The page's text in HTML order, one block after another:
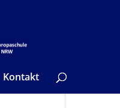
Kontakt